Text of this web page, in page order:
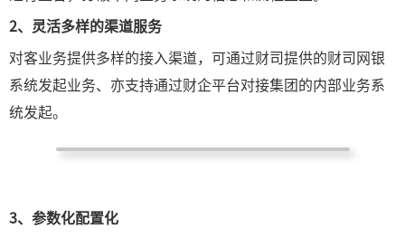
2、 灵活多样的渠道服务
对客业务提供多样的接入渠道，可通过财司提供的财司网银
系统发起业务、亦支持通过财企平台对接集团的内部业务系
统发起。
3、 参数化配置化